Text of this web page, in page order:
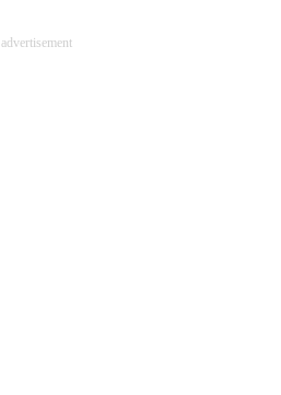
advertisement